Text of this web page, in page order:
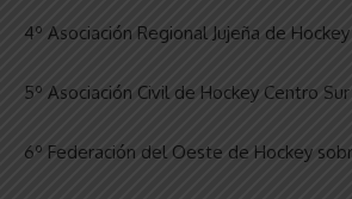
4º Asociación Regional Jujeña de Hockey
5º Asociación Civil de Hockey Centro
6º Federación del Oeste de Hockey